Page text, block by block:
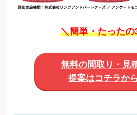
＼簡単・たったの
無料の間取り・見
提案はコチラから